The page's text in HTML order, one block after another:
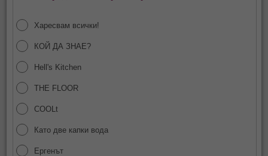
Харесвам всички!
КОЙ ДА ЗНАЕ?
Hell's Kitchen
THE FLOOR
COOLt
Като две капки вода
Ергенът